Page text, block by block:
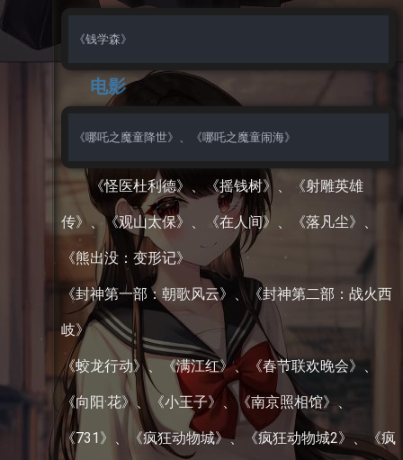
电影
《哪吒之魔童降世》、《哪吒之魔童闹海》
《怪医杜利德》、《摇钱树》、《射雕英雄
传》、《观山太保》、《在人间》、《落凡尘》、
《熊出没：变形记》
《封神第一部：朝歌风云》、《封神第二部：战火西
岐》
《蛟龙行动》、《满江红》、《春节联欢晚会》、
《向阳·花》、《小王子》、《南京照相馆》、
《731》、《疯狂动物城》、《疯狂动物城2》、《疯